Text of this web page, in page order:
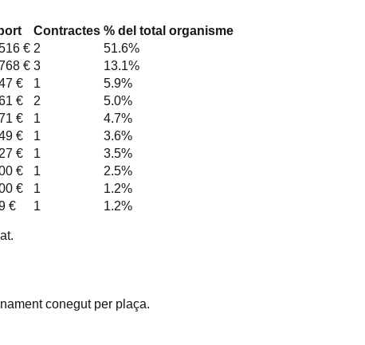
Contractes % del total organisme
€ 2 51.6%
€ 3 13.1%
€ 1 5.9%
€ 2 5.0%
€ 1 4.7%
€ 1 3.6%
€ 1 3.5%
€ 1 2.5%
€ 1 1.2%
€ 1 1.2%
conegut per plaça.